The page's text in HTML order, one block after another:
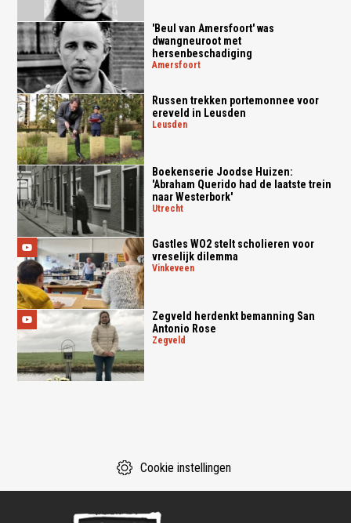
'Beul van Amersfoort' was
dwangneuroot met
hersenbeschadiging
amersfoort
Russen trekken portemonnee voor
ereveld in Leusden
leusden
Boekenserie Joodse Huizen:
'Abraham Querido had de laatste trein
naar Westerbork'
utrecht
Gastles WO2 stelt scholieren voor
vreselijk dilemma
vinkeveen
Zegveld herdenkt bemanning San
Antonio Rose
zegveld
Cookie instellingen